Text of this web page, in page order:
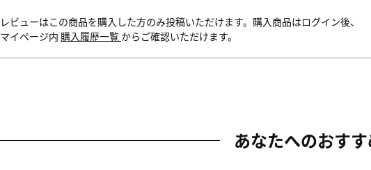
レビューはこの商品を購入した方のみ投稿いただけます。購入商品はログイン後、
マイページ内 購入履歴一覧 からご確認いただけます。
あなたへのおす